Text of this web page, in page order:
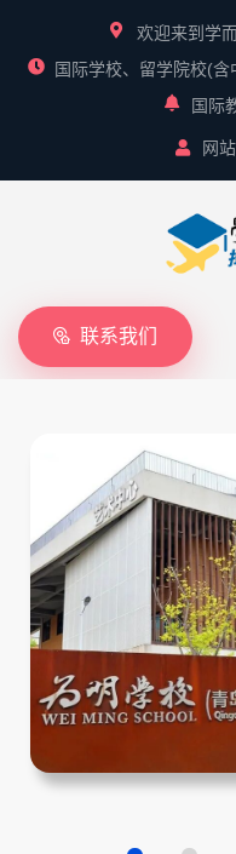
欢迎来到学
国际学校、留学院校(
国际
网
联系我们